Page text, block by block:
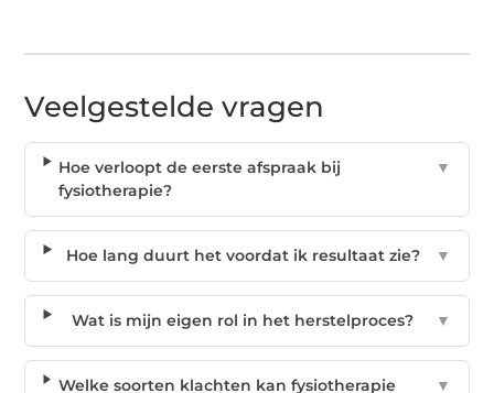
Veelgestelde vragen
Hoe verloopt de eerste afspraak bij
fysiotherapie?
▼
Hoe lang duurt het voordat ik resultaat zie? ▼
Wat is mijn eigen rol in het herstelproces? ▼
Welke soorten klachten kan fysiotherapie
▼